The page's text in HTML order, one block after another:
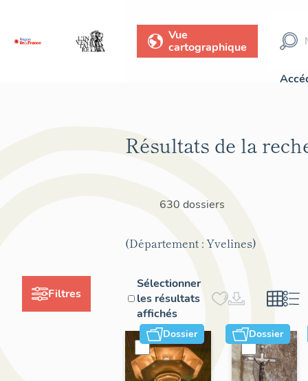
Vue
cartographique
Filtres
Résultats de la
630 dossiers
(Département : Yvelines)
Sélectionner
les résultats
affichés
Dossier Dossier